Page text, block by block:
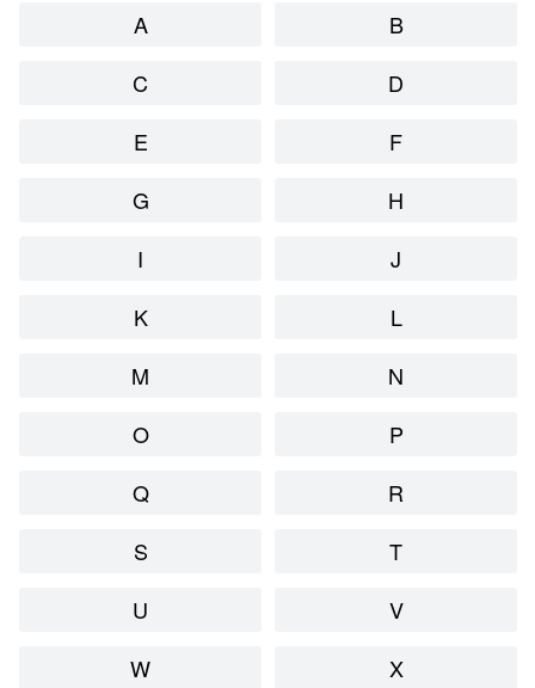
A
B
C
D
E
F
G
H
I
J
K
L
M
N
O
P
Q
R
S
T
U
V
W
X